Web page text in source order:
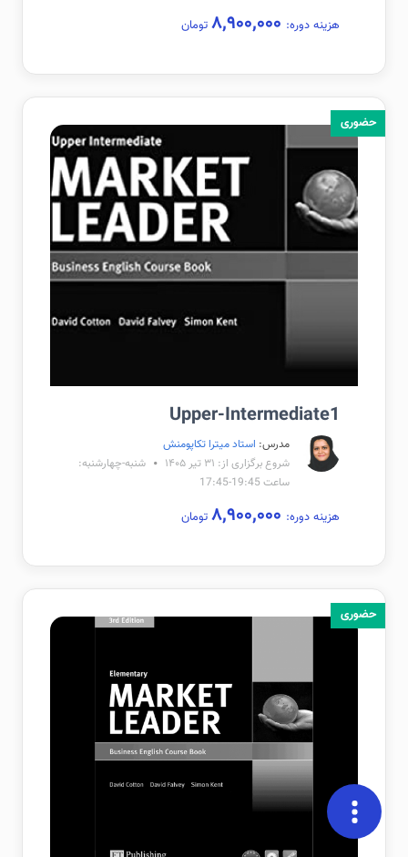
هزینه دوره: تومان
حضوری
Upper-Intermediate1
مدرس: استاد میترا تکاپومنش
شروع برگزاری از: ۳۱ تیر ۱۴۰۵
شنبه-چهارشنبه:
ساعت 19:45-17:45
هزینه دوره: تومان
حضوری